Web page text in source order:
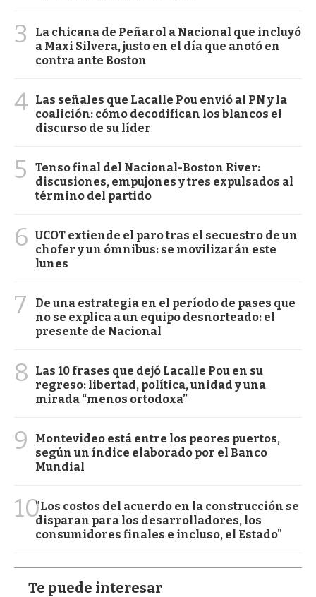
3
La chicana de Peñarol a Nacional que incluyó
a Maxi Silvera, justo en el día que anotó en
contra ante Boston
4 Las señales que Lacalle Pou envió al PN y la
coalición: cómo decodifican los blancos el
discurso de su líder
5
Tenso final del Nacional-Boston River:
discusiones, empujones y tres expulsados al
término del partido
6 UCOT extiende el paro tras el secuestro de un
chofer y un ómnibus: se movilizarán este
lunes
7
De una estrategia en el período de pases que
no se explica a un equipo desnorteado: el
presente de Nacional
8
Las 10 frases que dejó Lacalle Pou en su
regreso: libertad, política, unidad y una
mirada “menos ortodoxa”
9
Montevideo está entre los peores puertos,
según un índice elaborado por el Banco
Mundial
10"Los costos del acuerdo en la construcción se
disparan para los desarrolladores, los
consumidores finales e incluso, el Estado"
Te puede interesar